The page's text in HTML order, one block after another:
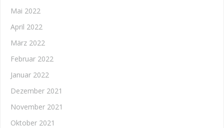
Mai 2022
April 2022
März 2022
Februar 2022
Januar 2022
Dezember 2021
November 2021
Oktober 2021